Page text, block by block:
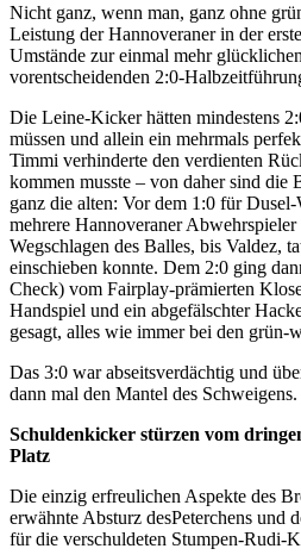
Nicht ganz, wenn man, ganz ohne
Leistung der Hannoveraner in der
Umstände zur einmal mehr
vorentscheidenden 2:0-
Die Leine-Kicker hätten mindestens
müssen und allein ein mehrmals
Timmi verhinderte den verdienten
kommen musste – von daher sind die
ganz die alten: Vor dem 1:0 für
mehrere Hannoveraner
Wegschlagen des Balles, bis Valdez,
einschieben konnte. Dem 2:0 ging
Check) vom Fairplay-prämierten
Handspiel und ein abgefälschter
gesagt, alles wie immer bei den grün-
Das 3:0 war abseitsverdächtig und
dann mal den Mantel des Schweigens.
Schuldenkicker stürzen vom
Platz
Die einzig erfreulichen Aspekte des
erwähnte Absturz desPeterchens und
für die verschuldeten Stumpen-Rudi-